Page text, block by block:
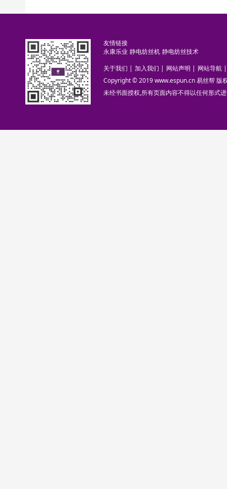
友情链接
永康乐业 静电纺丝机 静电纺丝技术
关于我们 | 加入我们 | 网站声明 | 网站导航 |
Copyright © 2019 www.espun.cn 易丝帮 版
未经书面授权,所有页面内容不得以任何形式